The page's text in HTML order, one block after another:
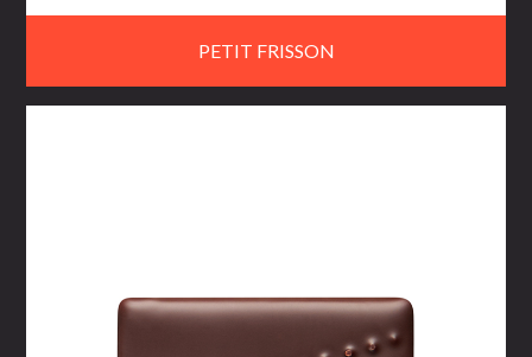
PETIT FRISSON